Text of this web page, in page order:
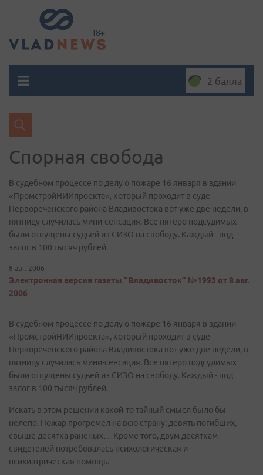
2 балла
Спорная свобода
В судебном процессе по делу о пожаре 16 января в здании
«ПромстройНИИпроекта», который проходит в суде
Первореченского района Владивостока вот уже две недели, в
пятницу случилась мини-сенсация. Все пятеро подсудимых
были отпущены судьей из СИЗО на свободу. Каждый - под
залог в 100 тысяч рублей.
8 авг. 2006
Электронная версия газеты "Владивосток" №1993 от 8 авг.
2006
В судебном процессе по делу о пожаре 16 января в здании
«ПромстройНИИпроекта», который проходит в суде
Первореченского района Владивостока вот уже две недели, в
пятницу случилась мини-сенсация. Все пятеро подсудимых
были отпущены судьей из СИЗО на свободу. Каждый - под
залог в 100 тысяч рублей.
Искать в этом решении какой-то тайный смысл было бы
нелепо. Пожар прогремел на всю страну: девять погибших,
свыше десятка раненых… Кроме того, двум десяткам
свидетелей потребовалась психологическая и
психиатрическая помощь.